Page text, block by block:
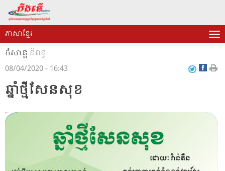
ភាសាខ្មែរ
កំសាន្ត និពន្ធ
08/04/2020 - 16:43
ឆ្នាំថ្មីសែនសុខ